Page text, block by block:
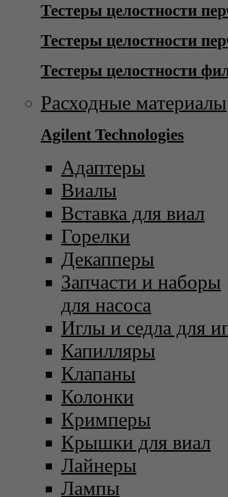
Тестеры целостности
Тестеры целостности
Тестеры целостности
Расходные материалы
Agilent Technologies
Адаптеры
Виалы
Вставка для виал
Горелки
Декапперы
Запчасти и наборы
для насоса
Иглы и седла для
Капилляры
Клапаны
Колонки
Кримперы
Крышки для виал
Лайнеры
Лампы